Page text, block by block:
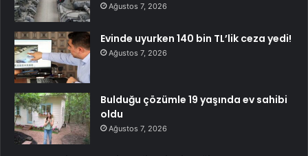
Ağustos 7, 2026
Evinde uyurken 140 bin TL’lik ceza yedi!
Ağustos 7, 2026
Bulduğu çözümle 19 yaşında ev sahibi
oldu
Ağustos 7, 2026